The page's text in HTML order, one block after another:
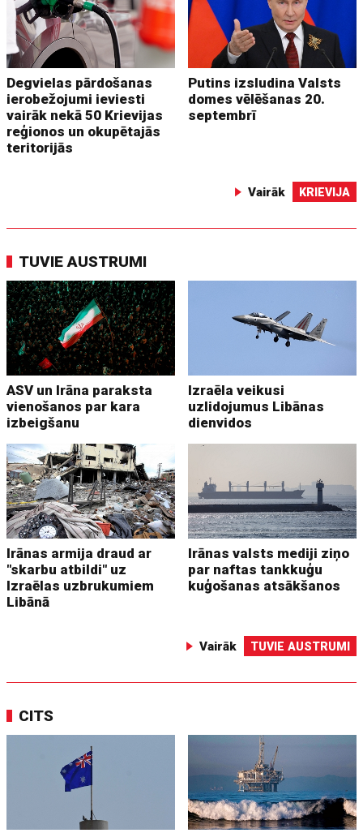
Degvielas pārdošanas
ierobežojumi ieviesti
vairāk nekā 50 Krievijas
reģionos un okupētajās
teritorijās
Putins izsludina Valsts
domes vēlēšanas 20.
septembrī
Vairāk KRIEVIJA
TUVIE AUSTRUMI
ASV un Irāna paraksta
vienošanos par kara
izbeigšanu
Izraēla veikusi
uzlidojumus Libānas
dienvidos
Irānas armija draud ar
"skarbu atbildi" uz
Izraēlas uzbrukumiem
Libānā
Irānas valsts mediji ziņo
par naftas tankkuģu
kuģošanas atsākšanos
Vairāk TUVIE AUSTRUMI
CITS